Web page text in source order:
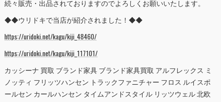
続々販売・出品されておりますのでよろしくお願いいたします。
◆◆ウリドキで当店が紹介されました！◆◆
https://uridoki.net/kagu/kiji_48460/
https://uridoki.net/kagu/kiji_117101/
カッシーナ 買取 ブランド家具 ブランド家具買取 アルフレックス ミ
ノッティ フリッツハンセン トラックファニチャー フロス ルイスポ
ールセン カールハンセン タイムアンドスタイル リッツウェル 北欧